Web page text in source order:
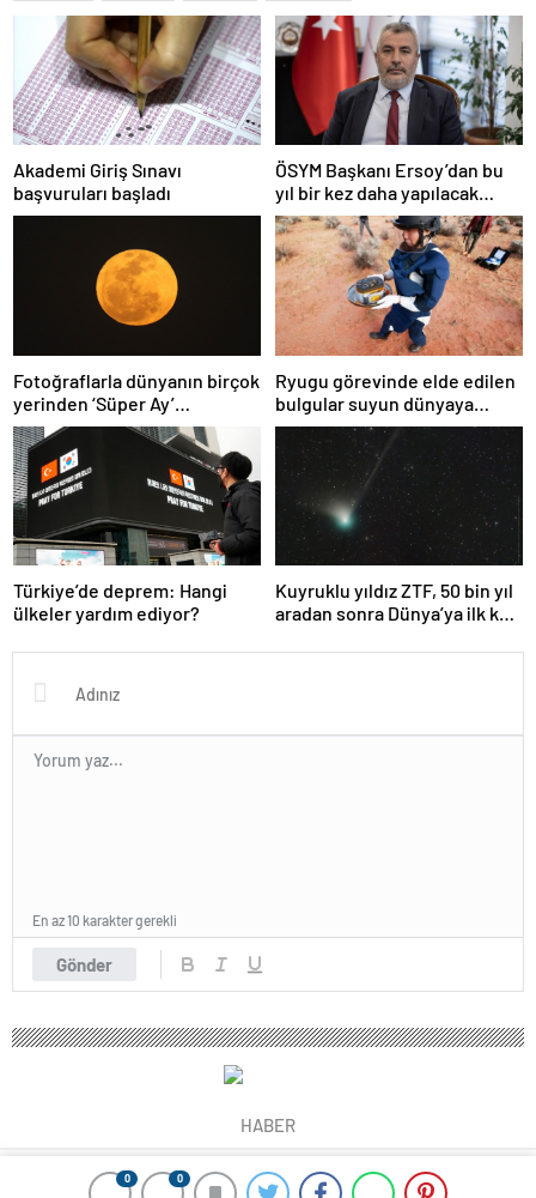
0 0
Akademi Giriş Sınavı
başvuruları başladı
ÖSYM Başkanı Ersoy’dan bu
yıl bir kez daha yapılacak
YDS’ye ilişkin açıklama
Fotoğraflarla dünyanın birçok
yerinden ‘Süper Ay’
manzaraları
Ryugu görevinde elde edilen
bulgular suyun dünyaya
asteroitlerce getirilmiş
olabileceğini gösteriyor
Türkiye’de deprem: Hangi
ülkeler yardım ediyor?
Kuyruklu yıldız ZTF, 50 bin yıl
aradan sonra Dünya’ya ilk kez
Gönder
En az 10 karakter gerekli
HABER